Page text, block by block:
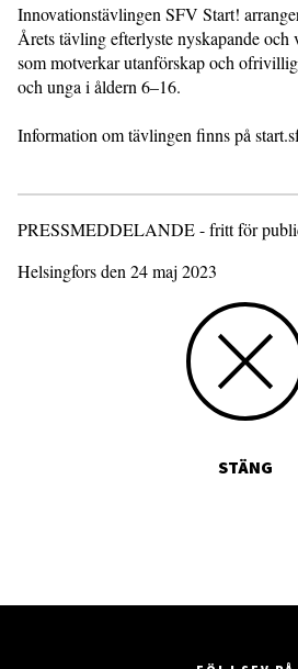
Innovationstävlingen SFV Start!
Årets tävling efterlyste nyskapande
som motverkar utanförskap och
och unga i åldern 6–16.
Information om tävlingen finns på
PRESSMEDDELANDE - fritt för
Helsingfors den 24 maj 2023
STÄNG